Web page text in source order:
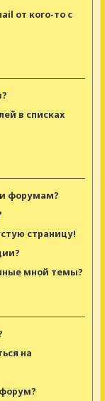
от кого-то с
в списках
форумам?
страницу!
мной темы?
на